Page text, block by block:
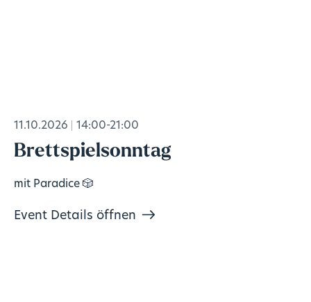
11.10.2026 14:00-21:00
Brettspielsonntag
mit Paradice 🎲
Event Details öffnen